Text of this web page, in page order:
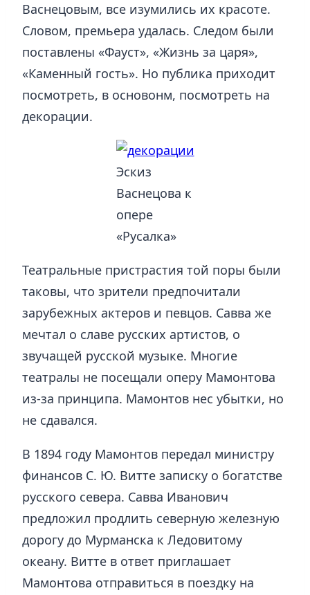
Васнецовым, все изумились их красоте.
Словом, премьера удалась. Следом были
поставлены «Фауст», «Жизнь за царя»,
«Каменный гость». Но публика приходит
посмотреть, в основонм, посмотреть на
декорации.
Эскиз
Васнецова к
опере
«Русалка»
Театральные пристрастия той поры были
таковы, что зрители предпочитали
зарубежных актеров и певцов. Савва же
мечтал о славе русских артистов, о
звучащей русской музыке. Многие
театралы не посещали оперу Мамонтова
из-за принципа. Мамонтов нес убытки, но
не сдавался.
В 1894 году Мамонтов передал министру
финансов С. Ю. Витте записку о богатстве
русского севера. Савва Иванович
предложил продлить северную железную
дорогу до Мурманска к Ледовитому
океану. Витте в ответ приглашает
Мамонтова отправиться в поездку на